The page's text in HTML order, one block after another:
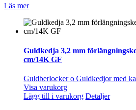
Läs mer
Guldkedja 3,2 mm
cm/14K GF
Guldberlocker o Guldkedjor med
Visa varukorg
Lägg till i varukorg Detaljer